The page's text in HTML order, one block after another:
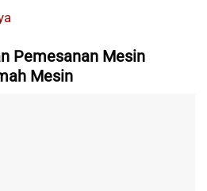
Pemesanan Mesin
Mesin